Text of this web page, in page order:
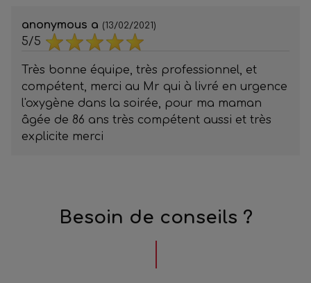
anonymous a (13/02/2021)
5/5
Très bonne équipe, très professionnel, et
compétent, merci au Mr qui à livré en urgence
l'oxygène dans la soirée, pour ma maman
âgée de 86 ans très compétent aussi et très
explicite merci
Besoin de conseils ?